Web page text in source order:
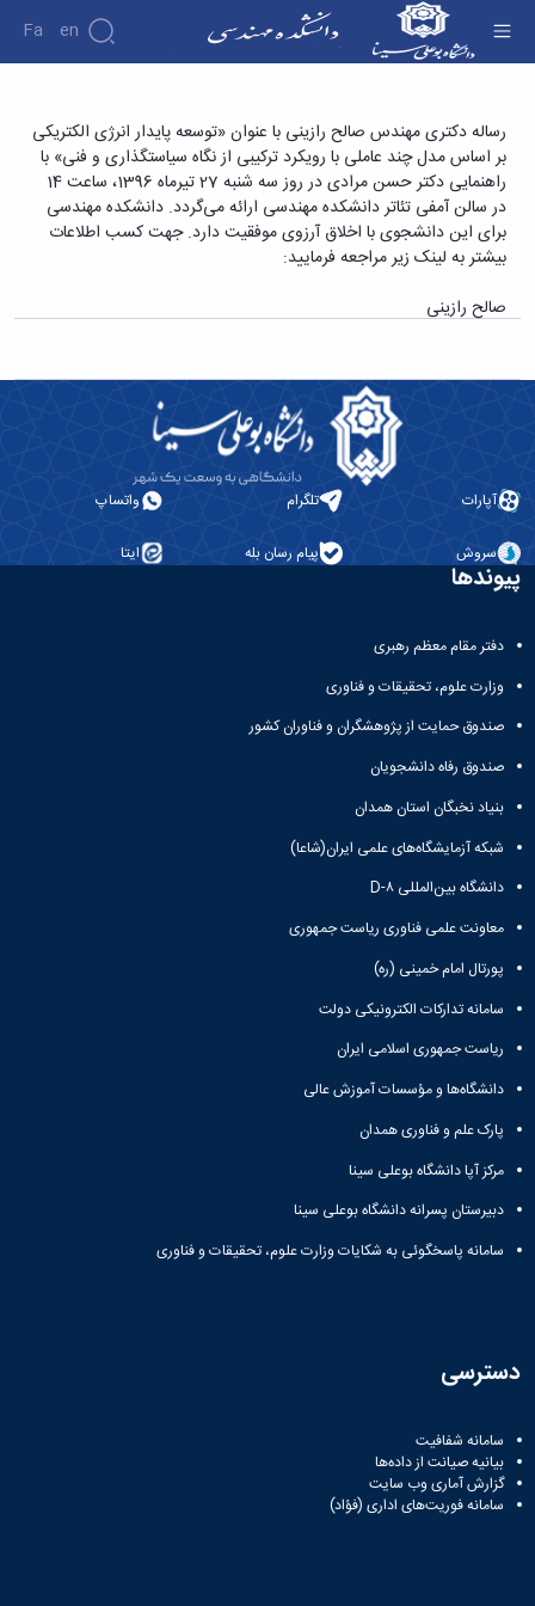
Fa En
دانشکده
درباره
دانشکده
تاریخچه
ریاست
دانشکده
آلبوم
عکس
اطلاعات
پژوهشی
تحصیلات
تکمیلی
پژوهش
نشریات
رساله دکتری مهندس صالح رازینی با عنوان «توسعه
پایدار انرژی الکتریکی بر اساس مدل چند عاملی با
رویکرد ترکیبی از نگاه سیاستگذاری و فنی» -
دانشکده فنی و مهندسی
رساله دکتری مهندس صالح رازینی با عنوان «توسعه پایدار انرژی الکتریکی
بر اساس مدل چند عاملی با رویکرد ترکیبی از نگاه سیاستگذاری و فنی» با
راهنمایی دکتر حسن مرادی در روز سه شنبه 27 تیرماه 1396، ساعت 14
در سالن آمفی تئاتر دانشکده مهندسی ارائه می‌گردد. دانشکده مهندسی
برای این دانشجوی با اخلاق آرزوی موفقیت دارد. جهت کسب اطلاعات
بیشتر به لینک زیر مراجعه فرمایید:
صالح رازینی
آپارات تلگرام واتساپ
سروش پیام رسان بله ایتا
پیوندها
دفتر مقام معظم رهبری
وزارت علوم، تحقیقات و فناوری
صندوق حمایت از پژوهشگران و فناوران کشور
صندوق رفاه دانشجویان
بنیاد نخبگان استان همدان
شبکه آزمایشگاه‌های علمی ایران(شاعا)
دانشگاه بین‌المللی D-۸
معاونت علمی فناوری ریاست جمهوری
پورتال امام خمینی (ره)
سامانه تدارکات الکترونیکی دولت
ریاست جمهوری اسلامی ایران
دانشگاه‌ها و مؤسسات آموزش عالی
پارک علم و فناوری همدان
مرکز آپا دانشگاه بوعلی سینا
دبیرستان پسرانه دانشگاه بوعلی سینا
سامانه پاسخگوئی به شکایات وزارت علوم، تحقیقات و فناوری
دسترسی
سامانه شفافیت
بیانیه صیانت از داده‌ها
گزارش آماری وب‌ سایت
سامانه فوریت‌های اداری (فؤاد)